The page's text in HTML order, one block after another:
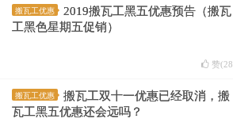
搬瓦工优惠
2019搬瓦工黑五优惠预告（搬瓦
工黑色星期五促销）
赞(28
搬瓦工优惠
搬瓦工双十一优惠已经取消，搬
瓦工黑五优惠还会远吗？